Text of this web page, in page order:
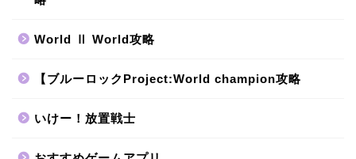
World Ⅱ World攻略
【ブルーロックProject:World champion攻略
いけー！放置戦士